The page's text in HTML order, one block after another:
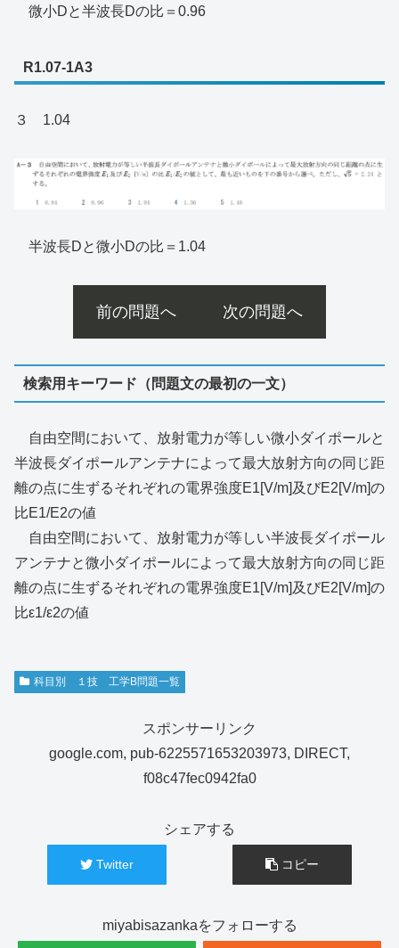
微小Dと半波長Dの比＝0.96
R1.07-1A3
３ 1.04
半波長Dと微小Dの比＝1.04
前の問題へ 次の問題へ
検索用キーワード（問題文の最初の一文）
自由空間において、放射電力が等しい微小ダイポールと
半波長ダイポールアンテナによって最大放射方向の同じ距
離の点に生ずるそれぞれの電界強度E1[V/m]及びE2[V/m]の
比E1/E2の値
自由空間において、放射電力が等しい半波長ダイポール
アンテナと微小ダイポールによって最大放射方向の同じ距
離の点に生ずるそれぞれの電界強度E1[V/m]及びE2[V/m]の
比ε1/ε2の値
科目別 １技 工学B問題一覧
スポンサーリンク
google.com, pub-6225571653203973, DIRECT,
f08c47fec0942fa0
シェアする
Twitter コピー
miyabisazankaをフォローする